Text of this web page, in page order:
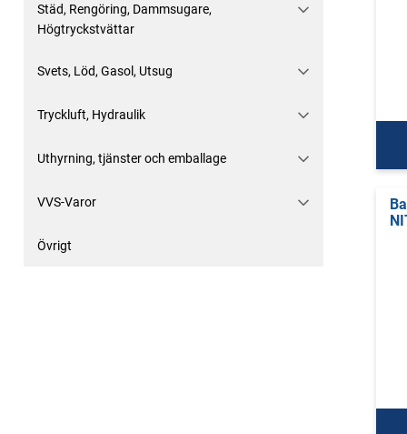
Städ, Rengöring, Dammsugare,
Högtryckstvättar
Svets, Löd, Gasol, Utsug
Tryckluft, Hydraulik
Uthyrning, tjänster och emballage
VVS-Varor
Övrigt